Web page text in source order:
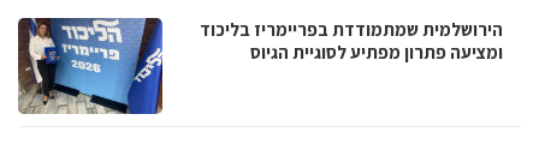
הירושלמית שמתמודדת בפריימריז בליכוד
ומציעה פתרון מפתיע לסוגיית הגיוס